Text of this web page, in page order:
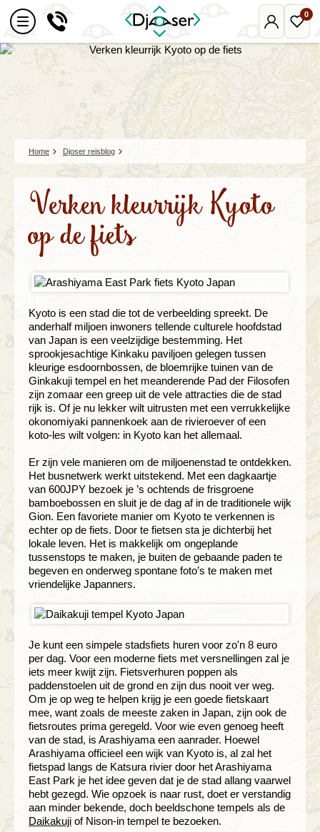
Mijn
Djoser
0
Home Djoser reisblog
Verken kleurrijk Kyoto
op de fiets
Kyoto is een stad die tot de verbeelding spreekt. De
anderhalf miljoen inwoners tellende culturele hoofdstad
van Japan is een veelzijdige bestemming. Het
sprookjesachtige Kinkaku paviljoen gelegen tussen
kleurige esdoornbossen, de bloemrijke tuinen van de
Ginkakuji tempel en het meanderende Pad der Filosofen
zijn zomaar een greep uit de vele attracties die de stad
rijk is. Of je nu lekker wilt uitrusten met een verrukkelijke
okonomiyaki pannenkoek aan de rivieroever of een
koto-les wilt volgen: in Kyoto kan het allemaal.
Er zijn vele manieren om de miljoenenstad te ontdekken.
Het busnetwerk werkt uitstekend. Met een dagkaartje
van 600JPY bezoek je ’s ochtends de frisgroene
bamboebossen en sluit je de dag af in de traditionele wijk
Gion. Een favoriete manier om Kyoto te verkennen is
echter op de fiets. Door te fietsen sta je dichterbij het
lokale leven. Het is makkelijk om ongeplande
tussenstops te maken, je buiten de gebaande paden te
begeven en onderweg spontane foto’s te maken met
vriendelijke Japanners.
Je kunt een simpele stadsfiets huren voor zo'n 8 euro
per dag. Voor een moderne fiets met versnellingen zal je
iets meer kwijt zijn. Fietsverhuren poppen als
paddenstoelen uit de grond en zijn dus nooit ver weg.
Om je op weg te helpen krijg je een goede fietskaart
mee, want zoals de meeste zaken in Japan, zijn ook de
fietsroutes prima geregeld. Voor wie even genoeg heeft
van de stad, is Arashiyama een aanrader. Hoewel
Arashiyama officieel een wijk van Kyoto is, al zal het
fietspad langs de Katsura rivier door het Arashiyama
East Park je het idee geven dat je de stad allang vaarwel
hebt gezegd. Wie opzoek is naar rust, doet er verstandig
aan minder bekende, doch beeldschone tempels als de
Daikakuji of Nison-in tempel te bezoeken.